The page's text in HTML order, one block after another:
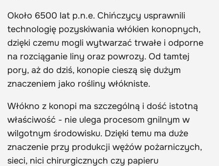
Około 6500 lat p.n.e. Chińczycy usprawnili
technologię pozyskiwania włókien konopnych,
dzięki czemu mogli wytwarzać trwałe i odporne
na rozciąganie liny oraz powrozy. Od tamtej
pory, aż do dziś, konopie cieszą się dużym
znaczeniem jako rośliny włókniste.
Włókno z konopi ma szczególną i dość istotną
właściwość - nie ulega procesom gnilnym w
wilgotnym środowisku. Dzięki temu ma duże
znaczenie przy produkcji wężów pożarniczych,
sieci, nici chirurgicznych czy papieru